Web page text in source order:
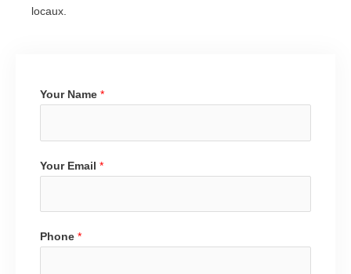
locaux.
Your Name *
Your Email *
Phone *